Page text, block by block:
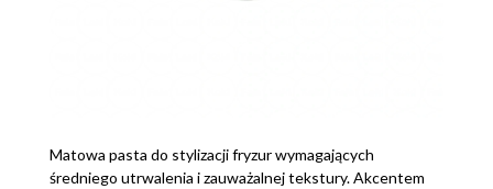
Matowa pasta do stylizacji fryzur wymagających
średniego utrwalenia i zauważalnej tekstury. Akcentem